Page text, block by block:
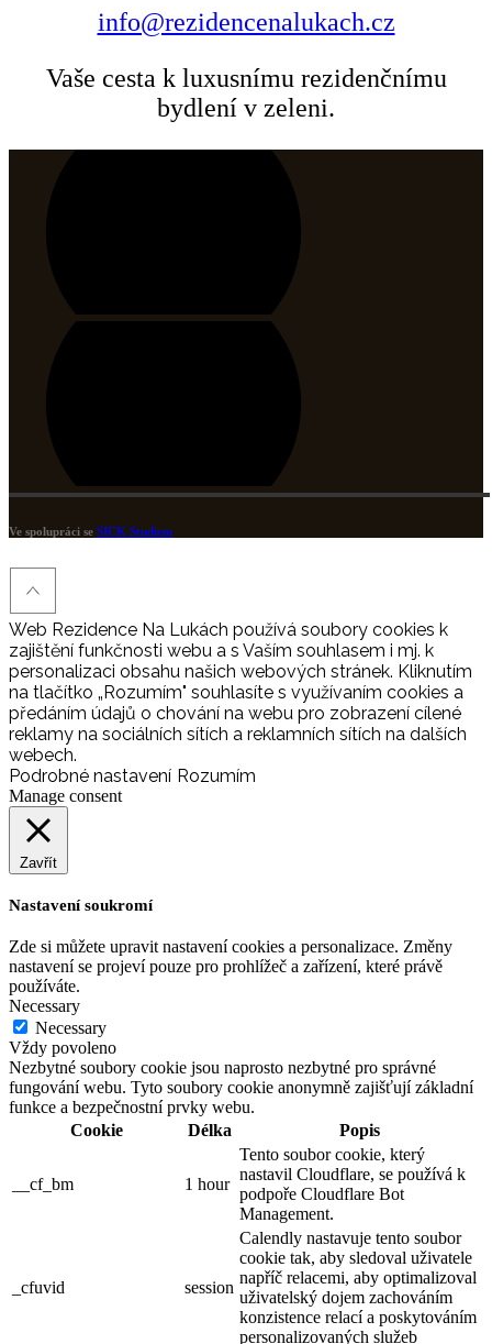
info@rezidencenalukach.cz
Vaše cesta k luxusnímu rezidenčnímu
bydlení v zeleni.
Ve spolupráci se SICK Studiem
Web Rezidence Na Lukách používá soubory cookies k
zajištění funkčnosti webu a s Vaším souhlasem i mj. k
personalizaci obsahu našich webových stránek. Kliknutím
na tlačítko „Rozumím" souhlasíte s využívaním cookies a
předáním údajů o chování na webu pro zobrazení cílené
reklamy na sociálních sítích a reklamních sítích na dalších
webech.
Podrobné nastavení Rozumím
Manage consent
Zavřít
Nastavení soukromí
Zde si můžete upravit nastavení cookies a personalizace. Změny
nastavení se projeví pouze pro prohlížeč a zařízení, které právě
používáte.
Necessary
Necessary
Vždy povoleno
Nezbytné soubory cookie jsou naprosto nezbytné pro správné
fungování webu. Tyto soubory cookie anonymně zajišťují základní
funkce a bezpečnostní prvky webu.
Cookie
Délka Popis
__cf_bm 1 hour
Tento soubor cookie, který
nastavil Cloudflare, se používá k
podpoře Cloudflare Bot
Management.
_cfuvid session
Calendly nastavuje tento soubor
cookie tak, aby sledoval uživatele
napříč relacemi, aby optimalizoval
uživatelský dojem zachováním
konzistence relací a poskytováním
personalizovaných služeb